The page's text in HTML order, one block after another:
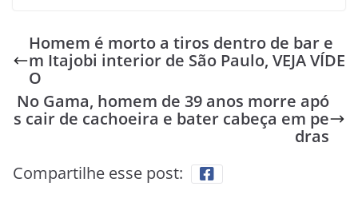
Homem é morto a tiros dentro de bar e
m Itajobi interior de São Paulo, VEJA VÍDE
O
No Gama, homem de 39 anos morre apó
s cair de cachoeira e bater cabeça em pe
dras
Compartilhe esse post: